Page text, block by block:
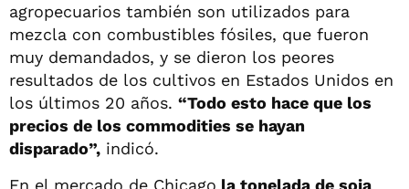
agropecuarios también son utilizados para
mezcla con combustibles fósiles, que fueron
muy demandados, y se dieron los peores
resultados de los cultivos en Estados Unidos en
los últimos 20 años. “Todo esto hace que los
precios de los commodities se hayan
disparado”, indicó.